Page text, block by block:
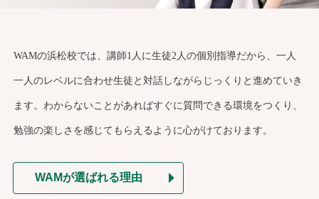
WAMの浜松校では、講師1人に生徒2人の個別指導だから、一人
一人のレベルに合わせ生徒と対話しながらじっくりと進めていき
ます。わからないことがあればすぐに質問できる環境をつくり、
勉強の楽しさを感じてもらえるように心がけております。
WAMが選ばれる理由